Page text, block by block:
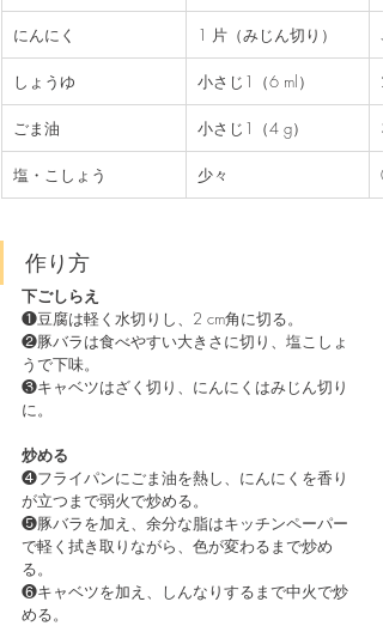
にんにく 1 片（みじん切り） 5
しょうゆ 小さじ1（6 ml） 2
ごま油 小さじ1（4 g）
塩・こしょう 少々 0
作り方
下ごしらえ
❶豆腐は軽く水切りし、2 cm角に切る。
❷豚バラは食べやすい大きさに切り、塩こしょ
うで下味。
❸キャベツはざく切り、にんにくはみじん切り
に。
炒める
❹フライパンにごま油を熱し、にんにくを香り
が立つまで弱火で炒める。
❺豚バラを加え、余分な脂はキッチンペーパー
で軽く拭き取りながら、色が変わるまで炒め
る。
❻キャベツを加え、しんなりするまで中火で炒
める。